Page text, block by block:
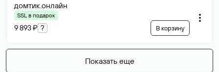
домтик.онлайн
SSL в подарок
9 893 ₽ ? В корзину
Показать еще